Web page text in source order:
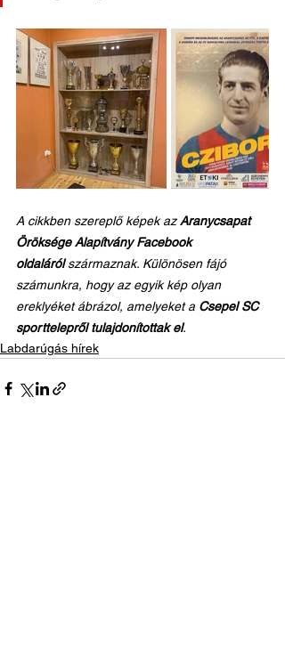
A cikkben szereplő képek az Aranycsapat
Öröksége Alapítvány Facebook
oldaláról származnak. Különösen fájó
számunkra, hogy az egyik kép olyan
ereklyéket ábrázol, amelyeket a Csepel SC
sporttelepről tulajdonítottak el.
Labdarúgás hírek